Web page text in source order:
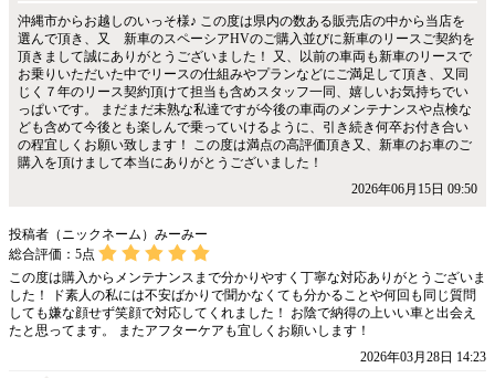
沖縄市からお越しのいっそ様♪ この度は県内の数ある販売店の中から当店を
選んで頂き、又 新車のスペーシアHVのご購入並びに新車のリースご契約を
頂きまして誠にありがとうございました！ 又、以前の車両も新車のリースで
お乗りいただいた中でリースの仕組みやプランなどにご満足して頂き、又同
じく７年のリース契約頂けて担当も含めスタッフ一同、嬉しいお気持ちでい
っぱいです。 まだまだ未熟な私達ですが今後の車両のメンテナンスや点検な
ども含めて今後とも楽しんで乗っていけるように、引き続き何卒お付き合い
の程宜しくお願い致します！ この度は満点の高評価頂き又、新車のお車のご
購入を頂けまして本当にありがとうございました！
2026年06月15日 09:50
投稿者（ニックネーム）みーみー
総合評価： 5点
この度は購入からメンテナンスまで分かりやすく丁寧な対応ありがとうございま
した！ ド素人の私には不安ばかりで聞かなくても分かることや何回も同じ質問
しても嫌な顔せず笑顔で対応してくれました！ お陰で納得の上いい車と出会え
たと思ってます。 またアフターケアも宜しくお願いします！
2026年03月28日 14:23